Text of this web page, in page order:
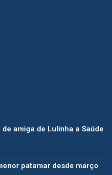
amiga de Lulinha a Saúde
patamar desde março